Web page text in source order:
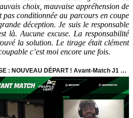
choix, mauvaise appréhension de
pas conditionnée au parcours en coupe
déception. Je suis le responsable
là. Aucune excuse. La responsabilité
la solution. Le tirage était clément
c’est moi encore une fois.